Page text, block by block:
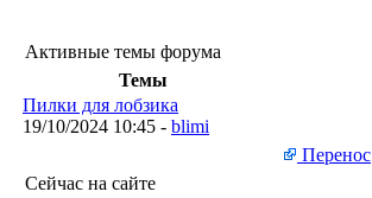
Активные темы форума
Темы
Пилки для лобзика
19/10/2024 10:45 - blimi
Сейчас на сайте
Перенос